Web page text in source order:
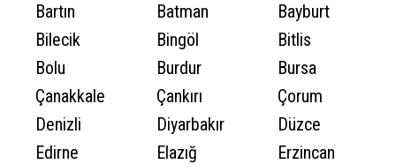
Bartın
Batman
Bayburt
Bilecik
Bingöl
Bitlis
Bolu
Burdur
Bursa
Çanakkale
Çankırı
Çorum
Denizli
Diyarbakır
Düzce
Edirne
Elazığ
Erzincan